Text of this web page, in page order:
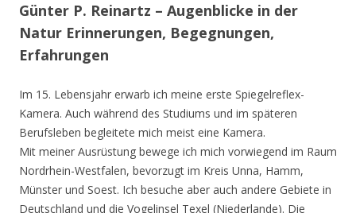
Günter P. Reinartz – Augenblicke in der
Natur Erinnerungen, Begegnungen,
Erfahrungen
Im 15. Lebensjahr erwarb ich meine erste Spiegelreflex-
Kamera. Auch während des Studiums und im späteren
Berufsleben begleitete mich meist eine Kamera.
Mit meiner Ausrüstung bewege ich mich vorwiegend im Raum
Nordrhein-Westfalen, bevorzugt im Kreis Unna, Hamm,
Münster und Soest. Ich besuche aber auch andere Gebiete in
Deutschland und die Vogelinsel Texel (Niederlande). Die